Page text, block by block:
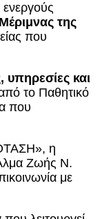
της
που
υπηρεσίες και
το Παθητικό
που
η
Ζωής Ν.
με